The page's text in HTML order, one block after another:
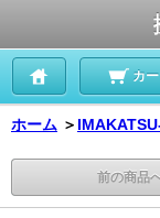
カ
ホーム ＞
前の商品